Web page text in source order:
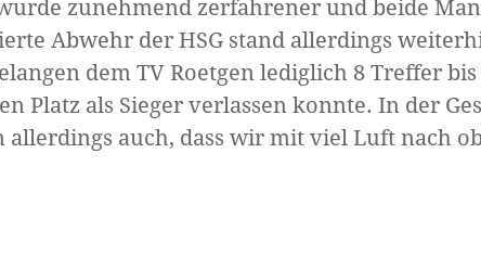
zunehmend zerfahrener und beide
Abwehr der HSG stand allerdings
dem TV Roetgen lediglich 8 Treffer
Platz als Sieger verlassen konnte. In der
allerdings auch, dass wir mit viel Luft nach